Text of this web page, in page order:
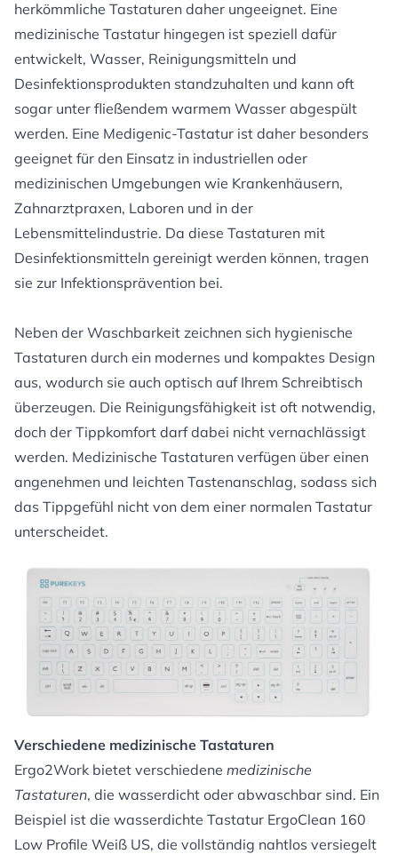
herkömmliche Tastaturen daher ungeeignet. Eine
medizinische Tastatur hingegen ist speziell dafür
entwickelt, Wasser, Reinigungsmitteln und
Desinfektionsprodukten standzuhalten und kann oft
sogar unter fließendem warmem Wasser abgespült
werden. Eine Medigenic-Tastatur ist daher besonders
geeignet für den Einsatz in industriellen oder
medizinischen Umgebungen wie Krankenhäusern,
Zahnarztpraxen, Laboren und in der
Lebensmittelindustrie. Da diese Tastaturen mit
Desinfektionsmitteln gereinigt werden können, tragen
sie zur Infektionsprävention bei.
Neben der Waschbarkeit zeichnen sich hygienische
Tastaturen durch ein modernes und kompaktes Design
aus, wodurch sie auch optisch auf Ihrem Schreibtisch
überzeugen. Die Reinigungsfähigkeit ist oft notwendig,
doch der Tippkomfort darf dabei nicht vernachlässigt
werden. Medizinische Tastaturen verfügen über einen
angenehmen und leichten Tastenanschlag, sodass sich
das Tippgefühl nicht von dem einer normalen Tastatur
unterscheidet.
Verschiedene medizinische Tastaturen
Ergo2Work bietet verschiedene medizinische
Tastaturen, die wasserdicht oder abwaschbar sind. Ein
Beispiel ist die wasserdichte Tastatur ErgoClean 160
Low Profile Weiß US, die vollständig nahtlos versiegelt